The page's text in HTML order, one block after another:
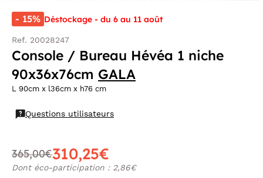
- 15% Déstockage - du 6 au 11 août
Ref. 20028247
Console / Bureau Hévéa 1 niche
90x36x76cm GALA
L 90cm x l36cm x h76 cm
Questions utilisateurs
365,00€310,25€
Dont éco-participation : 2,86€